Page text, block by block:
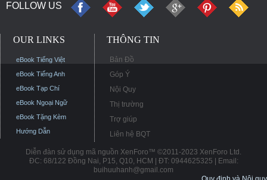
FOLLOW US
OUR LINKS
eBook Tiếng Việt
eBook Tiếng Anh
eBook Tạp Chí
eBook Ngoại Ngữ
eBook Tặng Kèm
Hướng Dẫn
THÔNG TIN
Bản Đồ
Góp Ý
Nội Quy
Thị trường
Trợ giúp
Liên hệ BQT
Diễn đàn sử dụng mã nguồn XenForo™ ©2011-2023 XenForo Ltd.
ĐC: 68/122 Đồng Nai, P15, Q10, HCM | ĐT: 0944625325 | Email:
buihuuhanh@gmail.com